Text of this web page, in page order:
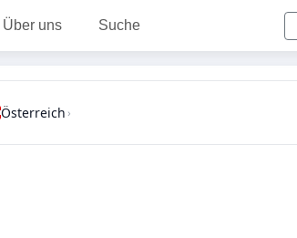
Über uns Suche
Österreich ›